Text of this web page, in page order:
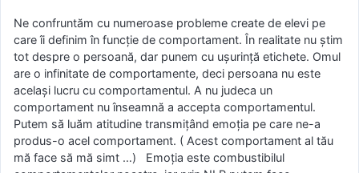
Ne confruntăm cu numeroase probleme create de elevi pe
care îi definim în funcție de comportament. În realitate nu știm
tot despre o persoană, dar punem cu ușurință etichete. Omul
are o infinitate de comportamente, deci persoana nu este
același lucru cu comportamentul. A nu judeca un
comportament nu înseamnă a accepta comportamentul.
Putem să luăm atitudine transmițând emoția pe care ne-a
produs-o acel comportament. ( Acest comportament al tău
mă face să mă simt …) Emoția este combustibilul